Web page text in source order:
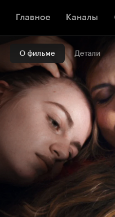
Главное Каналы
О фильме Детали